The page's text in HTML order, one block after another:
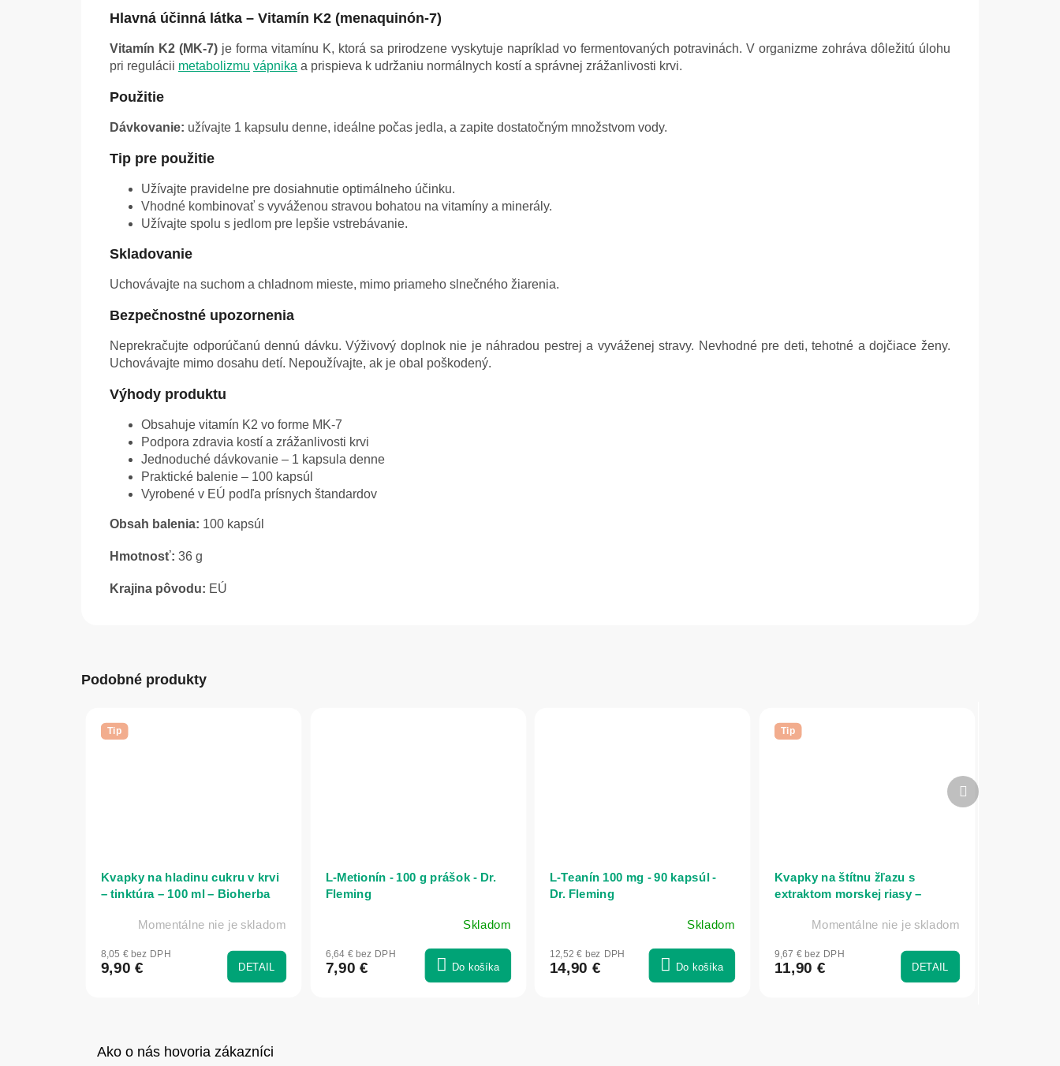
Hlavná účinná látka – Vitamín K2 (menaquinón-7)
Vitamín K2 (MK-7) je forma vitamínu K, ktorá sa prirodzene vyskytuje napríklad vo fermentovaných potravinách. V organizme zohráva dôležitú úlohu
pri regulácii metabolizmu vápnika a prispieva k udržaniu normálnych kostí a správnej zrážanlivosti krvi.
Použitie
Dávkovanie: užívajte 1 kapsulu denne, ideálne počas jedla, a zapite dostatočným množstvom vody.
Tip pre použitie
Užívajte pravidelne pre dosiahnutie optimálneho účinku.
Vhodné kombinovať s vyváženou stravou bohatou na vitamíny a minerály.
Užívajte spolu s jedlom pre lepšie vstrebávanie.
Skladovanie
Uchovávajte na suchom a chladnom mieste, mimo priameho slnečného žiarenia.
Bezpečnostné upozornenia
Neprekračujte odporúčanú dennú dávku. Výživový doplnok nie je náhradou pestrej a vyváženej stravy. Nevhodné pre deti, tehotné a dojčiace ženy.
Uchovávajte mimo dosahu detí. Nepoužívajte, ak je obal poškodený.
Výhody produktu
Obsahuje vitamín K2 vo forme MK-7
Podpora zdravia kostí a zrážanlivosti krvi
Jednoduché dávkovanie – 1 kapsula denne
Praktické balenie – 100 kapsúl
Vyrobené v EÚ podľa prísnych štandardov
Obsah balenia: 100 kapsúl
Hmotnosť: 36 g
Krajina pôvodu: EÚ
Podobné produkty
Tip
Kvapky na hladinu cukru v krvi
– tinktúra – 100 ml – Bioherba
Momentálne nie je skladom
8,05 € bez DPH
9,90 € DETAIL
L-Metionín - 100 g prášok - Dr.
Fleming
Skladom
6,64 € bez DPH
7,90 € Do košíka
L-Teanín 100 mg - 90 kapsúl -
Dr. Fleming
Skladom
12,52 € bez DPH
14,90 € Do košíka
Tip
Kvapky na štítnu žľazu s
extraktom morskej riasy –
Momentálne nie je skladom
9,67 € bez DPH
11,90 € DETAIL
Ďalší
produkt